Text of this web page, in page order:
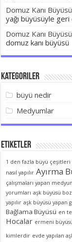
Domuz Kanı
yağı büyüsüyle
Domuz Kanı
domuz kanı büyüsü
Kategoriler
büyü nedir
Medyumlar
Etiketler
1 den fazla büyü
nasıl yapılır Ayırma
çalışmaları yapan
yorumları aşk büyüsü
yapılır aşk büyüsü yapan
Bağlama Büyüsü en
Hocalar ermeni
kimlerdir evde yapılan